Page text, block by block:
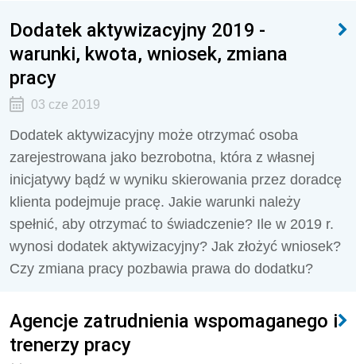
Dodatek aktywizacyjny 2019 -
warunki, kwota, wniosek, zmiana
pracy
03 cze 2019
Dodatek aktywizacyjny może otrzymać osoba
zarejestrowana jako bezrobotna, która z własnej
inicjatywy bądź w wyniku skierowania przez doradcę
klienta podejmuje pracę. Jakie warunki należy
spełnić, aby otrzymać to świadczenie? Ile w 2019 r.
wynosi dodatek aktywizacyjny? Jak złożyć wniosek?
Czy zmiana pracy pozbawia prawa do dodatku?
Agencje zatrudnienia wspomaganego i
trenerzy pracy